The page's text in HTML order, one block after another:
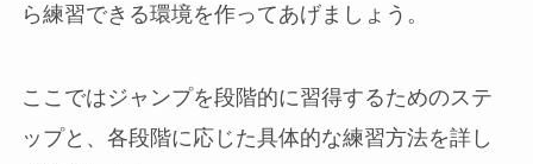
ら練習できる環境を作ってあげましょう。
ここではジャンプを段階的に習得するためのステ
ップと、各段階に応じた具体的な練習方法を詳し